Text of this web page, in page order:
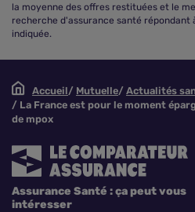
la moyenne des offres restituées et le
recherche d'assurance santé répondant
indiquée.
Accueil Mutuelle
Actualités
La France est pour le moment
de mpox
Assurance Santé : ça peut vous
intéresser